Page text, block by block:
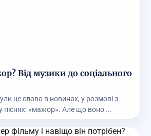
Від музики до соціального
це слово в новинах, у розмові з
піснях: «мажор». Але що воно ...